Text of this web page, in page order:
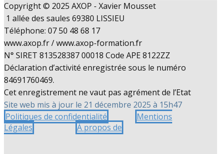
Copyright © 2025 AXOP - Xavier Mousset
1 allée des saules 69380 LISSIEU
Téléphone: 07 50 48 68 17
www.axop.fr / www.axop-formation.fr
N° SIRET 813528387 00018 Code APE 8122ZZ
Déclaration d’activité enregistrée sous le numéro
84691760469.
Cet enregistrement ne vaut pas agrément de l’Etat
Site web mis à jour le 21 décembre 2025 à 15h47
Politiques de confidentialité
Mentions
Légales
À propos de